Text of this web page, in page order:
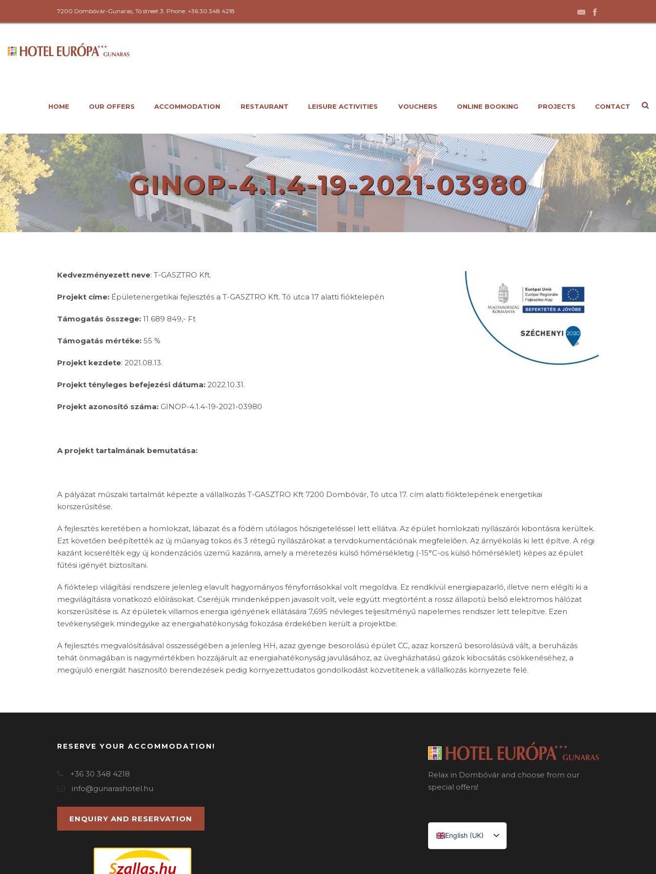
7200 Dombóvár-Gunaras, Tó street 3. Phone: +36 30 348 4218
HOME OUR OFFERS ACCOMMODATION RESTAURANT LEISURE ACTIVITIES VOUCHERS ONLINE BOOKING PROJECTS CONTACT
GINOP-4.1.4-19-2021-03980
Kedvezményezett neve: T-GASZTRO Kft.
Projekt címe: Épületenergetikai fejlesztés a T-GASZTRO Kft. Tó utca 17 alatti fióktelepén
Támogatás összege: 11 689 849,- Ft
Támogatás mértéke: 55 %
Projekt kezdete: 2021.08.13.
Projekt tényleges befejezési dátuma: 2022.10.31.
Projekt azonosító száma: GINOP-4.1.4-19-2021-03980
A projekt tartalmának bemutatása:
A pályázat műszaki tartalmát képezte a vállalkozás T-GASZTRO Kft 7200 Dombóvár, Tó utca 17. cím alatti fióktelepének energetikai
korszerűsítése.
A fejlesztés keretében a homlokzat, lábazat és a födém utólagos hőszigeteléssel lett ellátva. Az épület homlokzati nyílászárói kibontásra kerültek.
Ezt követően beépítették az új műanyag tokos és 3 rétegű nyílászárókat a tervdokumentációnak megfelelően. Az árnyékolás ki lett építve. A régi
kazánt kicserélték egy új kondenzációs üzemű kazánra, amely a méretezési külső hőmérsékletig (-15°C-os külső hőmérséklet) képes az épület
fűtési igényét biztosítani.
A fióktelep világítási rendszere jelenleg elavult hagyományos fényforrásokkal volt megoldva. Ez rendkívül energiapazarló, illetve nem elégíti ki a
megvilágításra vonatkozó előírásokat. Cseréjük mindenképpen javasolt volt, vele együtt megtörtént a rossz állapotú belső elektromos hálózat
korszerűsítése is. Az épületek villamos energia igényének ellátására 7,695 névleges teljesítményű napelemes rendszer lett telepítve. Ezen
tevékenységek mindegyike az energiahatékonyság fokozása érdekében került a projektbe.
A fejlesztés megvalósításával összességében a jelenleg HH, azaz gyenge besorolású épület CC, azaz korszerű besorolásúvá vált, a beruházás
tehát önmagában is nagymértékben hozzájárult az energiahatékonyság javulásához, az üvegházhatású gázok kibocsátás csökkenéséhez, a
megújuló energiát hasznosító berendezések pedig környezettudatos gondolkodást közvetítenek a vállalkozás környezete felé.
RESERVE YOUR ACCOMMODATION!
+36 30 348 4218
info@gunarashotel.hu
ENQUIRY AND RESERVATION
Relax in Dombóvár and choose from our
special offers!
English (UK)
Magyar